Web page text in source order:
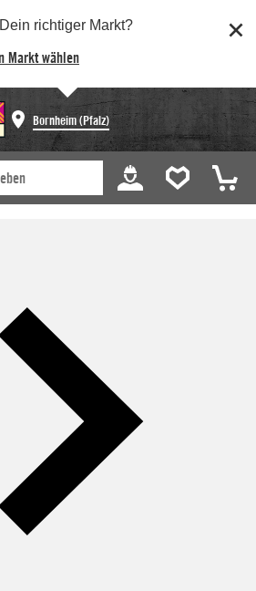
Dein richtiger Markt?
Markt wählen
Bornheim (Pfalz)